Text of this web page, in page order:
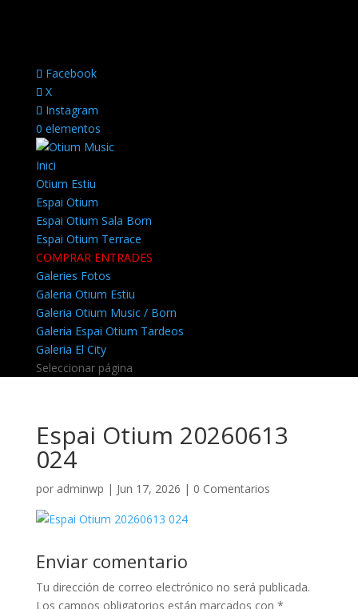
Facebook
X
Instagram
0 elementos
Inici
Otium Estiu
Espai Otium
Espai Otium Sala Born
Espai Otium Terrace
COMPRAR ENTRADES
Galeries Fotos
Galeria Otium Estiu
Galeria Otium Music / Born
Galeria Espai Otium Tardeos
Galeria El City
Seleccionar página
Espai Otium 20260613
024
por adminwp | Jun 17, 2026 | 0 Comentarios
Enviar comentario
Tu dirección de correo electrónico no será publicada.
Los campos obligatorios están marcados con *